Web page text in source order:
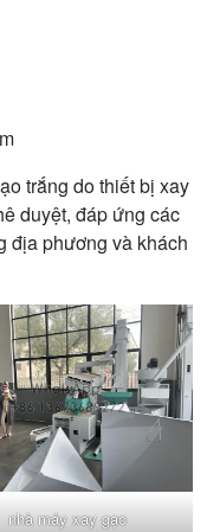
trắng do thiết bị xay
duyệt, đáp ứng các
địa phương và khách
nhà máy xay gạo